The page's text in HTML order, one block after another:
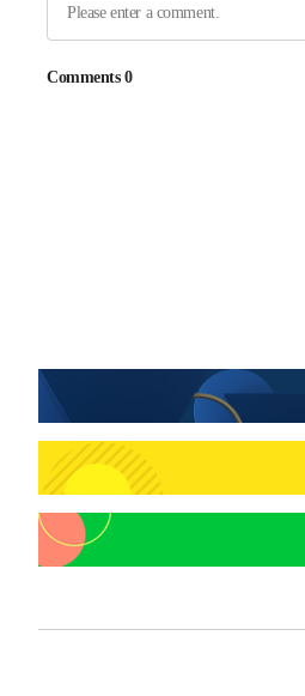
-28784초 전 > [속보]코스피 매도사
-25617초 전 >
6월 경상수지 497.3